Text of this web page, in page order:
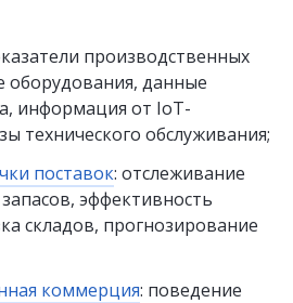
производственных
оборудования, данные
информация от IoT-
технического обслуживания;
поставок: отслеживание
эффективность
складов, прогнозирование
коммерция: поведение